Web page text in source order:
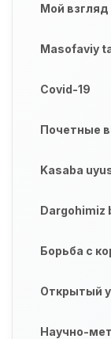
Мой взгляд
Masofaviy
Covid-19
Почетные
Kasaba
Dargohimiz
Борьба с
Открытый
Научно-